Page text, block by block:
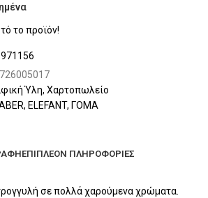
το προϊόν!
Ύλη, Χαρτοπωλείο
, ELEFANT, ΓΟΜΑ
ΕΠΙΠΛΈΟΝ ΠΛΗΡΟΦΟΡΊΕΣ
σε πολλά χαρούμενα χρώματα.